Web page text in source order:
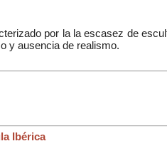
por la la escasez de
y ausencia de realismo.
Ibérica